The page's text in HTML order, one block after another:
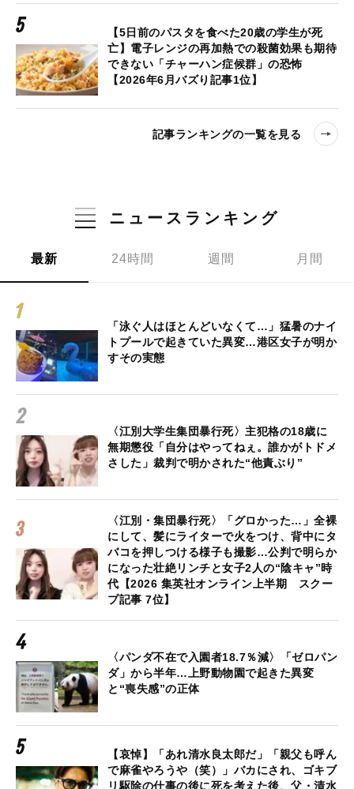
【5日前のパスタを食べた20歳の学生が死
亡】電子レンジの再加熱での殺菌効果も期待
できない「チャーハン症候群」の恐怖
【2026年6月バズり記事1位】
記事ランキングの一覧を見る
ニュースランキング
最新 24時間 週間 月間
「泳ぐ人はほとんどいなくて…」猛暑のナイ
トプールで起きていた異変…港区女子が明か
すその実態
〈江別大学生集団暴行死〉主犯格の18歳に
無期懲役「自分はやってねぇ。誰かがトドメ
さした」裁判で明かされた“他責ぶり”
〈江別・集団暴行死〉「グロかった…」全裸
にして、髪にライターで火をつけ、背中にタ
バコを押しつける様子も撮影…公判で明らか
になった壮絶リンチと女子2人の“陰キャ”時
代【2026 集英社オンライン上半期 スクー
プ記事 7位】
〈パンダ不在で入園者18.7％減〉「ゼロパン
ダ」から半年…上野動物園で起きた異変
と“喪失感”の正体
【哀悼】「あれ清水良太郎だ」「親父も呼ん
で麻雀やろうや（笑）」バカにされ、ゴキブ
リ駆除の仕事の後に死を考えた後、父・清水